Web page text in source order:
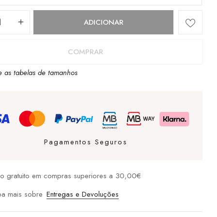
ADICIONAR
COMPRAR
as tabelas de tamanhos
Pagamentos Seguros
gratuito em compras superiores a 30,00€
mais sobre Entregas e Devoluções